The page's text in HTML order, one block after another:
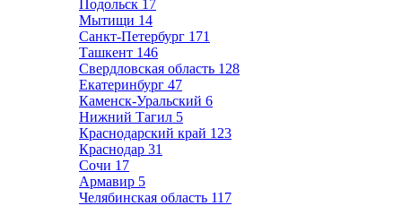
Подольск 17
Мытищи 14
Санкт-Петербург 171
Ташкент 146
Свердловская область 128
Екатеринбург 47
Каменск-Уральский 6
Нижний Тагил 5
Краснодарский край 123
Краснодар 31
Сочи 17
Армавир 5
Челябинская область 117